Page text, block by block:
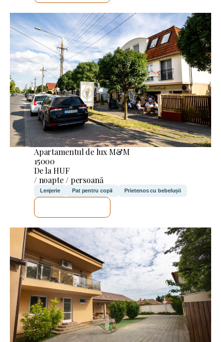
Apartamentul de lux M&M
15000
De la HUF
/ noapte / persoană
Lenjerie Pat pentru copii Prietenos cu bebelușii